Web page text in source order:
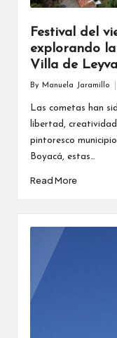
Festival del
explorando
Villa de Leyva
Posted
By Manuela Jaramillo
Las cometas han
libertad,
pintoresco
Boyacá, estas…
Read More